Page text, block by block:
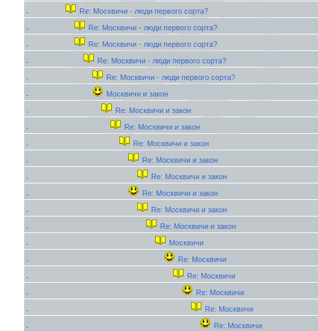
Re: Москвичи - люди первого сорта?
Re: Москвичи - люди первого сорта?
Re: Москвичи - люди первого сорта?
Re: Москвичи - люди первого сорта?
Re: Москвичи - люди первого сорта?
Москвичи и закон
Re: Москвичи и закон
Re: Москвичи и закон
Re: Москвичи и закон
Re: Москвичи и закон
Re: Москвичи и закон
Re: Москвичи и закон
Re: Москвичи и закон
Re: Москвичи и закон
Москвичи
Re: Москвичи
Re: Москвичи
Re: Москвичи
Re: Москвичи
Re: Москвичи